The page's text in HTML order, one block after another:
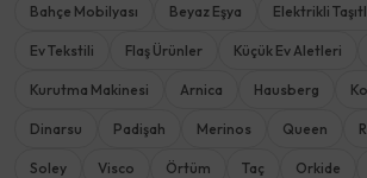
Bahçe Mobilyası Beyaz Eşya Elektrikli
Ev Tekstili Flaş Ürünler Küçük Ev Aletleri
Kurutma Makinesi Arnica Hausberg
Dinarsu Padişah Merinos Queen
Soley Visco Örtüm Taç Orkide